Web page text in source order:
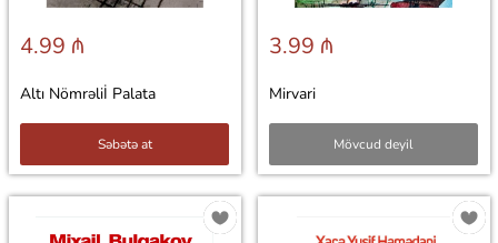
4.99 ₼
Altı Nömrəliİ Palata
Səbətə at
3.99 ₼
Mirvari
Mövcud deyil